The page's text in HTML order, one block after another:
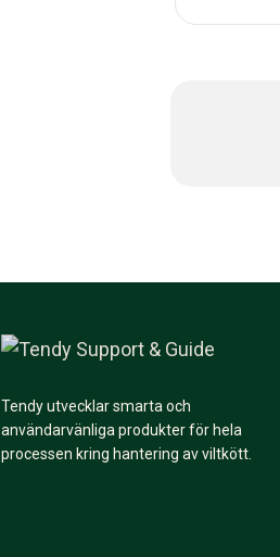
Tendy utvecklar smarta och
användarvänliga produkter för hela
processen kring hantering av viltkött.